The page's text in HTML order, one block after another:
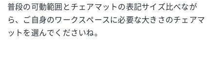
普段の可動範囲とチェアマットの表記サイズ比べなが
ら、ご自身のワークスペースに必要な大きさのチェアマ
ットを選んでくださいね。